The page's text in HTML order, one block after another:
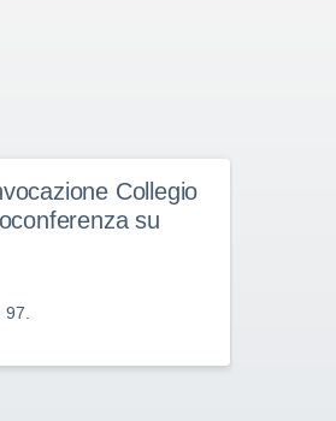
Collegio
su